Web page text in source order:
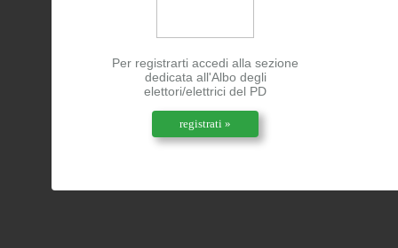
Per registrarti accedi alla sezione
dedicata all'Albo degli
elettori/elettrici del PD